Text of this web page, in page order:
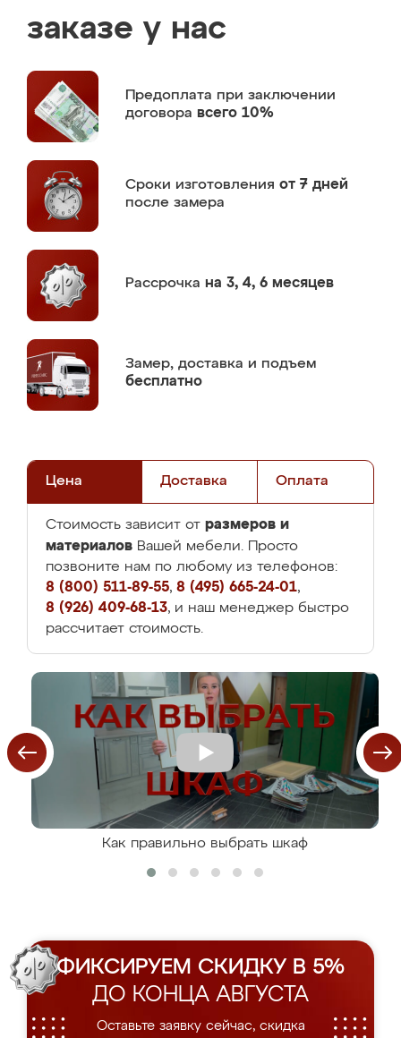
заказе у нас
Предоплата при заключении
договора всего 10%
Сроки изготовления от 7 дней
после замера
Рассрочка на 3, 4, 6 месяцев
Замер, доставка и подъем
бесплатно
Цена Доставка Оплата
Стоимость зависит от размеров и
материалов Вашей мебели. Просто
позвоните нам по любому из телефонов:
8 (800) 511-89-55, 8 (495) 665-24-01,
8 (926) 409-68-13, и наш менеджер быстро
рассчитает стоимость.
Как правильно выбрать шкаф
ФИКСИРУЕМ СКИДКУ В 5%
ДО КОНЦА АВГУСТА
Оставьте заявку сейчас, скидка